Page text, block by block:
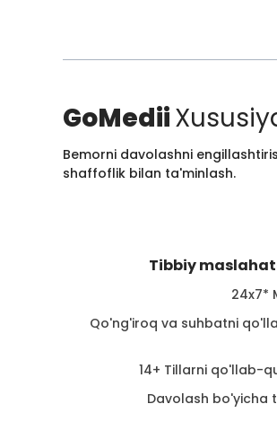
GoMedii
Bemorni davolashni
shaffoflik bilan ta'minlash.
Tibbiy
24x7*
Qo'ng'iroq va suhbatni
14+ Tillarni qo'llab-
Davolash bo'yicha